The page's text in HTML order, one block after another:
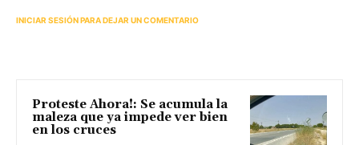
INICIAR SESIÓN PARA DEJAR UN COMENTARIO
Proteste Ahora!: Se acumula la
maleza que ya impede ver bien
en los cruces